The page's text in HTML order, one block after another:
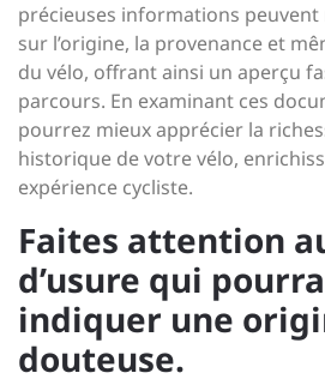
précieuses informations peuvent
sur l’origine, la provenance et
du vélo, offrant ainsi un aperçu
parcours. En examinant ces
pourrez mieux apprécier la
historique de votre vélo,
expérience cycliste.
Faites attention
d’usure qui
indiquer une
douteuse.